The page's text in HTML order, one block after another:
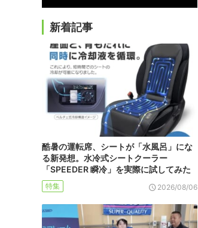
新着記事
酷暑の運転席、シートが「水風呂」にな
る新発想。水冷式シートクーラー
「SPEEDER 瞬冷」を実際に試してみた
特集 2026/08/06